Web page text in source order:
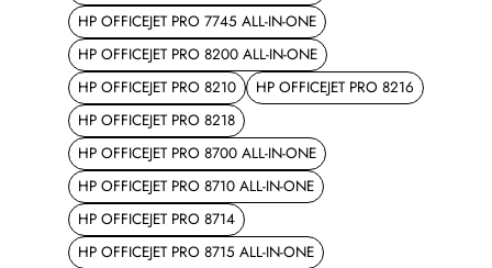
HP OFFICEJET PRO 7745 ALL-IN-ONE
HP OFFICEJET PRO 8200 ALL-IN-ONE
HP OFFICEJET PRO 8210
HP OFFICEJET PRO 8216
HP OFFICEJET PRO 8218
HP OFFICEJET PRO 8700 ALL-IN-ONE
HP OFFICEJET PRO 8710 ALL-IN-ONE
HP OFFICEJET PRO 8714
HP OFFICEJET PRO 8715 ALL-IN-ONE